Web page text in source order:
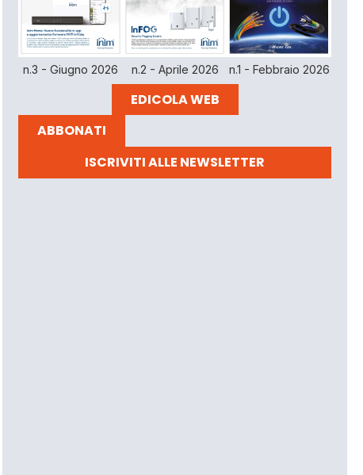
n.3 - Giugno 2026 n.2 - Aprile 2026 n.1 - Febbraio 2026
EDICOLA WEB
ABBONATI
ISCRIVITI ALLE NEWSLETTER